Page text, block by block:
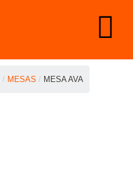
/ MESAS / MESA AVA